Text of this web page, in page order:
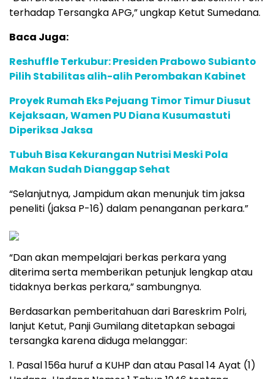
terhadap Tersangka APG,” ungkap Ketut Sumedana.
Baca Juga:
Reshuffle Terkubur: Presiden Prabowo Subianto
Pilih Stabilitas alih-alih Perombakan Kabinet
Proyek Rumah Eks Pejuang Timor Timur Diusut
Kejaksaan, Wamen PU Diana Kusumastuti
Diperiksa Jaksa
Tubuh Bisa Kekurangan Nutrisi Meski Pola
Makan Sudah Dianggap Sehat
“Selanjutnya, Jampidum akan menunjuk tim jaksa
peneliti (jaksa P-16) dalam penanganan perkara.”
“Dan akan mempelajari berkas perkara yang
diterima serta memberikan petunjuk lengkap atau
tidaknya berkas perkara,” sambungnya.
Berdasarkan pemberitahuan dari Bareskrim Polri,
lanjut Ketut, Panji Gumilang ditetapkan sebagai
tersangka karena diduga melanggar:
1. Pasal 156a huruf a KUHP dan atau Pasal 14 Ayat (1)